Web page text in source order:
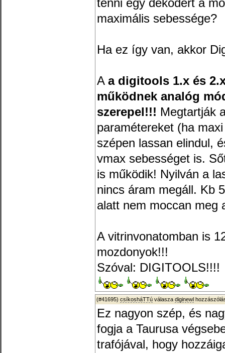
tenni egy dekódert a
maximális sebessége?
Ha ez így van, akkor
A a digitools 1.x és
működnek analóg
szerepel!!! Megtartják
paramétereket (ha
szépen lassan elindul,
vmax sebességet is.
is működik! Nyilván a
nincs áram megáll. Kb
alatt nem moccan meg
A vitrinvonatomban is
mozdonyok!!!
Szóval: DIGITOOLS!!!!
(#41695) csíkosháTTú válasza diginewl
Ez nagyon szép, és
fogja a Taurusa
trafójával, hogy